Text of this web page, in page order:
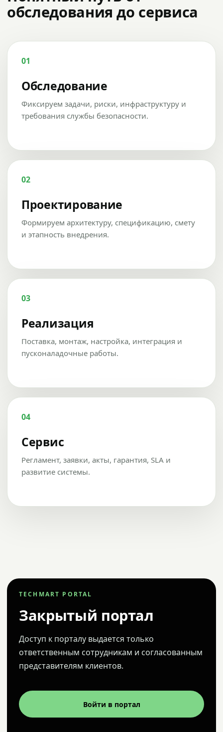
обследования до сервиса
01
Обследование
Фиксируем задачи, риски, инфраструктуру и
требования службы безопасности.
02
Проектирование
Формируем архитектуру, спецификацию, смету
и этапность внедрения.
03
Реализация
Поставка, монтаж, настройка, интеграция и
пусконаладочные работы.
04
Сервис
Регламент, заявки, акты, гарантия, SLA и
развитие системы.
TECHMART PORTAL
Закрытый портал
Доступ к порталу выдается только
ответственным сотрудникам и согласованным
представителям клиентов.
Войти в портал